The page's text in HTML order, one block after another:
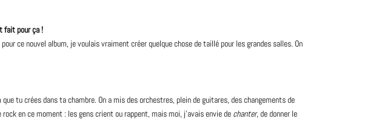
fait pour ça !
ce nouvel album, je voulais vraiment créer quelque chose de taillé pour les grandes salles. On
tu crées dans ta chambre. On a mis des orchestres, plein de guitares, des changements de
en ce moment : les gens crient ou rappent, mais moi, j’avais envie de chanter, de donner le